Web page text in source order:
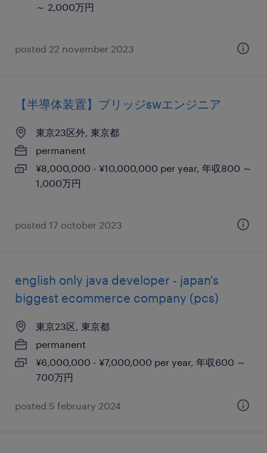
～ 2,000万円
posted 22 november 2023
【半導体装置】ブリッジswエンジニア
東京23区外, 東京都
permanent
¥8,000,000 - ¥10,000,000 per year, 年収800 ～
1,000万円
posted 17 october 2023
english only java developer - japan's
biggest ecommerce company (pcs)
東京23区, 東京都
permanent
¥6,000,000 - ¥7,000,000 per year, 年収600 ～
700万円
posted 5 february 2024